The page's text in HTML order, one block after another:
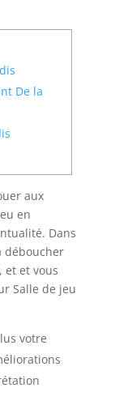
De la
aux
en
Dans
déboucher
et et vous
Salle de jeu
votre